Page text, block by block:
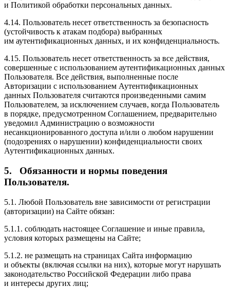
и Политикой обработки персональных данных.
4.14. Пользователь несет ответственность за безопасность
(устойчивость к атакам подбора) выбранных
им аутентификационных данных, и их конфиденциальность.
4.15. Пользователь несет ответственность за все действия,
совершенные с использованием аутентификационных данных
Пользователя. Все действия, выполненные после
Авторизации с использованием Аутентификационных
данных Пользователя считаются произведенными самим
Пользователем, за исключением случаев, когда Пользователь
в порядке, предусмотренном Соглашением, предварительно
уведомил Администрацию о возможности
несанкционированного доступа и/или о любом нарушении
(подозрениях о нарушении) конфиденциальности своих
Аутентификационных данных.
5. Обязанности и нормы поведения
Пользователя.
5.1. Любой Пользователь вне зависимости от регистрации
(авторизации) на Сайте обязан:
5.1.1. соблюдать настоящее Соглашение и иные правила,
условия которых размещены на Сайте;
5.1.2. не размещать на страницах Сайта информацию
и объекты (включая ссылки на них), которые могут нарушать
законодательство Российской Федерации либо права
и интересы других лиц;